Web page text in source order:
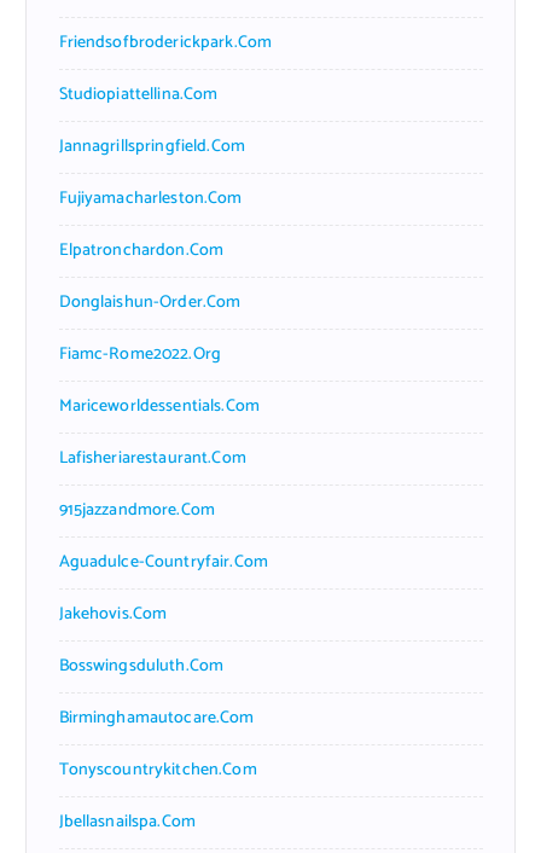
Friendsofbroderickpark.com
Studiopiattellina.com
Jannagrillspringfield.com
Fujiyamacharleston.com
Elpatronchardon.com
Donglaishun-Order.com
Fiamc-Rome2022.org
Mariceworldessentials.com
Lafisheriarestaurant.com
915jazzandmore.com
Aguadulce-Countryfair.com
Jakehovis.com
Bosswingsduluth.com
Birminghamautocare.com
Tonyscountrykitchen.com
Jbellasnailspa.com